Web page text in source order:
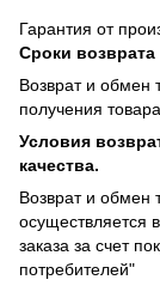
Гарантия от
Сроки
Возврат и обмен
получения
Условия
качества.
Возврат и обмен
осуществляется
заказа за счет
потребителей"